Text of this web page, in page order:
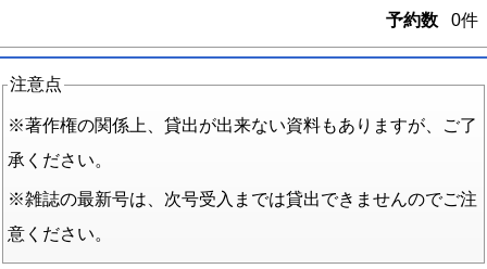
予約数 0件
注意点
※著作権の関係上、貸出が出来ない資料もありますが、ご了
承ください。
※雑誌の最新号は、次号受入までは貸出できませんのでご注
意ください。